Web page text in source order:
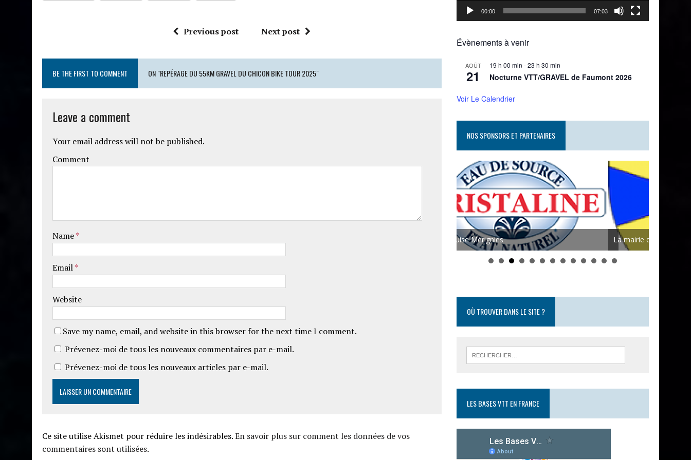
Previous post Next post
BE THE FIRST TO COMMENT ON "REPÉRAGE DU 55KM GRAVEL DU CHICON BIKE TOUR 2025"
Leave a comment
Your email address will not be published.
Comment
Name*
Email*
Website
Save my name, email, and website in this browser for the next time I comment.
Prévenez-moi de tous les nouveaux commentaires par e-mail.
Prévenez-moi de tous les nouveaux articles par e-mail.
Ce site utilise Akismet pour réduire les indésirables.En savoir plus sur comment les données de vos
commentaires sont utilisées.
00:00 07:03
Évènements à venir
AOÛT
21
19 h 00 min -23 h 30 min
Nocturne VTT/GRAVEL de Faumont 2026
Voir Le Calendrier
NOS SPONSORS ET PARTENAIRES
La mairie de Faumont
OÙ TROUVER DANS LE SITE ?
LES BASES VTT EN FRANCE